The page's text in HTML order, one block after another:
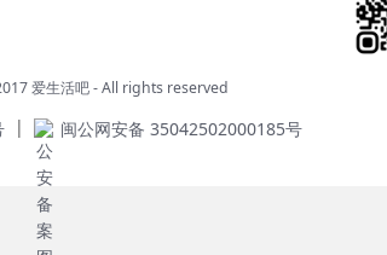
爱生活吧- All rights reserved
| 闽公网安备 35042502000185号